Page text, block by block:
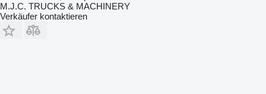
M.J.C. TRUCKS & MACHINERY
Verkäufer kontaktieren